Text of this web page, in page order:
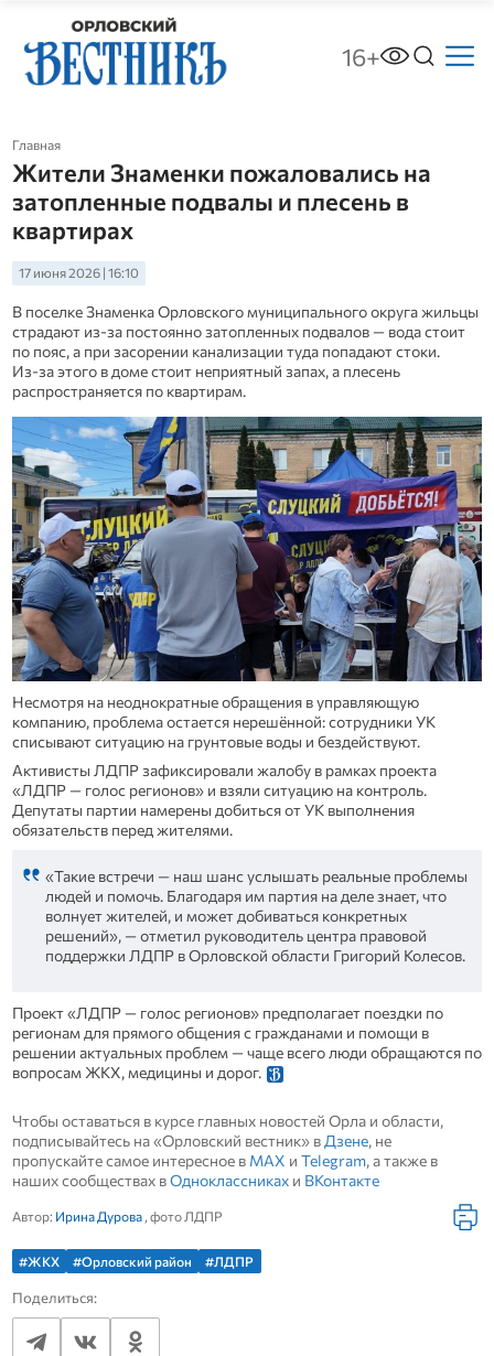
16+
Главная
Жители Знаменки пожаловались на
затопленные подвалы и плесень в
квартирах
17 июня 2026 | 16:10
В поселке Знаменка Орловского муниципального округа жильцы
страдают из‑за постоянно затопленных подвалов — вода стоит
по пояс, а при засорении канализации туда попадают стоки.
Из‑за этого в доме стоит неприятный запах, а плесень
распространяется по квартирам.
Несмотря на неоднократные обращения в управляющую
компанию, проблема остается нерешённой: сотрудники УК
списывают ситуацию на грунтовые воды и бездействуют.
Активисты ЛДПР зафиксировали жалобу в рамках проекта
«ЛДПР — голос регионов» и взяли ситуацию на контроль.
Депутаты партии намерены добиться от УК выполнения
обязательств перед жителями.
«Такие встречи — наш шанс услышать реальные проблемы
людей и помочь. Благодаря им партия на деле знает, что
волнует жителей, и может добиваться конкретных
решений», — отметил руководитель центра правовой
поддержки ЛДПР в Орловской области Григорий Колесов.
Проект «ЛДПР — голос регионов» предполагает поездки по
регионам для прямого общения с гражданами и помощи в
решении актуальных проблем — чаще всего люди обращаются по
вопросам ЖКХ, медицины и дорог.
Чтобы оставаться в курсе главных новостей Орла и области,
подписывайтесь на «Орловский вестник» в Дзене, не
пропускайте самое интересное в MAX и Telegram, а также в
наших сообществах вОдноклассникахи ВКонтакте
Автор: Ирина Дурова, фото ЛДПР
#ЖКХ #Орловский район #ЛДПР
Поделиться: